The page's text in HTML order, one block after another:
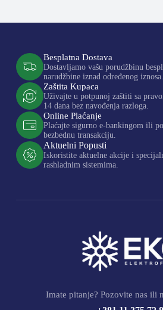
Besplatna Dostava
Dostavljamo vašu porudžbinu
narudžbine iznad određenog iznosa.
Zaštita Kupaca
Uživajte u potpunoj zaštiti sa
14 dana bez navođenja razloga.
Online Plaćanje
Plaćajte sigurno e-bankingom ili
bezbednu transakciju.
Aktuelni Popusti
Iskoristite aktuelne akcije i
rashladnim sistemima.
Imate pitanje? Pozovite nas ili